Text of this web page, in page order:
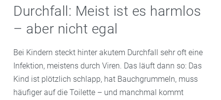
Durchfall: Meist ist es harmlos
– aber nicht egal
Bei Kindern steckt hinter akutem Durchfall sehr oft eine
Infektion, meistens durch Viren. Das läuft dann so: Das
Kind ist plötzlich schlapp, hat Bauchgrummeln, muss
häufiger auf die Toilette – und manchmal kommt